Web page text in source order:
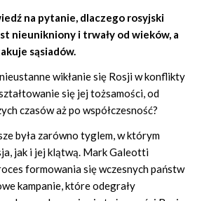
na pytanie, dlaczego rosyjski
nieunikniony i trwały od wieków, a
sąsiadów.
wikłanie się Rosji w konflikty
się jej tożsamości, od
czasów aż po współczesność?
była zarówno tyglem, w którym
jak i jej klątwą. Mark Galeotti
formowania się wczesnych państw
kampanie, które odegrały